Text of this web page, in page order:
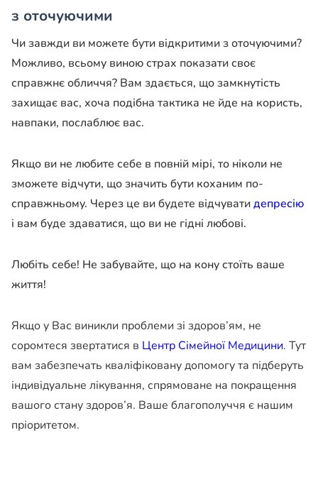
з оточуючими
Чи завжди ви можете бути відкритими з оточуючими?
Можливо, всьому виною страх показати своє
справжнє обличчя? Вам здається, що замкнутість
захищає вас, хоча подібна тактика не йде на користь,
навпаки, послаблює вас.
Якщо ви не любите себе в повній мірі, то ніколи не
зможете відчути, що значить бути коханим по-
справжньому. Через це ви будете відчуватидепресію
і вам буде здаватися, що ви не гідні любові.
Любіть себе! Не забувайте, що на кону стоїть ваше
життя!
Якщо у Вас виникли проблеми зі здоров’ям, не
соромтеся звертатися в Центр Сімейної Медицини. Тут
вам забезпечать кваліфіковану допомогу та підберуть
індивідуальне лікування, спрямоване на покращення
вашого стану здоров’я. Ваше благополуччя є нашим
пріоритетом.